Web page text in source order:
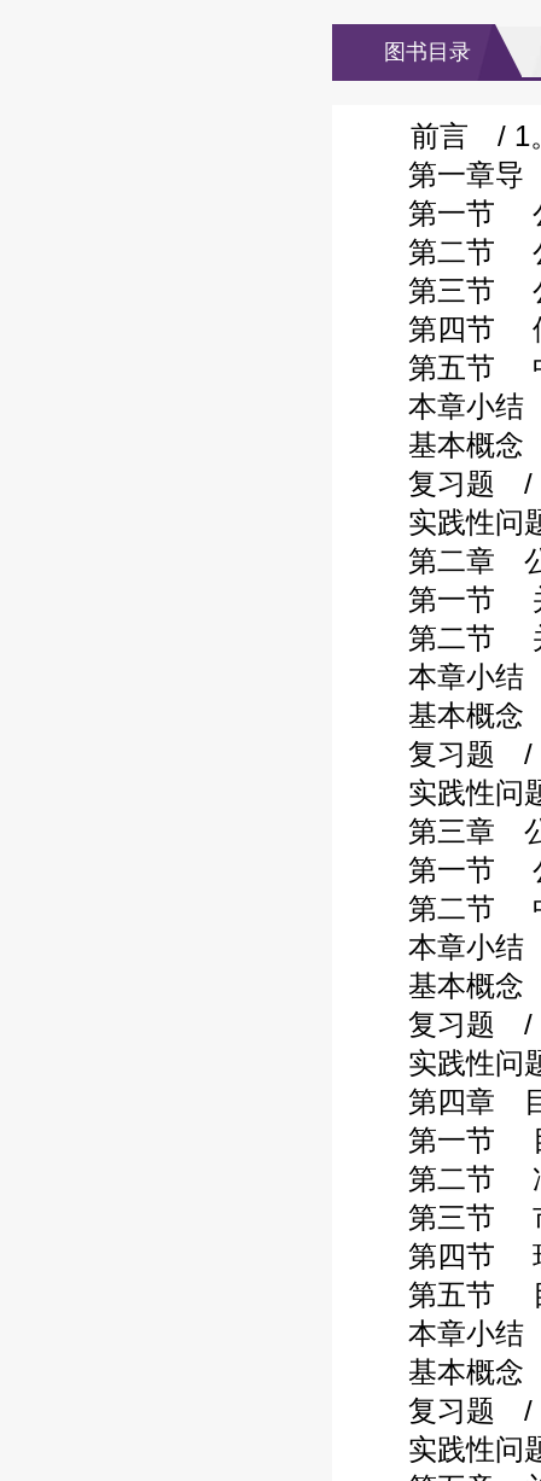
图书目录
前言 / 1
第一章导
第一节 公
第二节 公
第三节 公
第四节 借
第五节 中
本章小结
基本概念
复习题 /
实践性问
第二章 公
第一节 并
第二节 并
本章小结
基本概念
复习题 /
实践性问
第三章 公
第一节 公
第二节 中
本章小结
基本概念
复习题 /
实践性问
第四章 目
第一节 目
第二节 净
第三节 市
第四节 现
第五节 目
本章小结
基本概念
复习题 /
实践性问